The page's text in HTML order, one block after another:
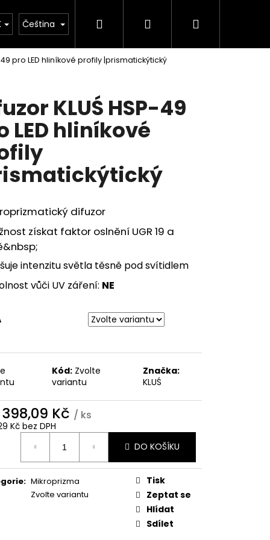
Čeština Hledat PřihlášeníNákupní
49 pro LED hliníkové profily |prismatickýtický
KLUŚ HSP-49
LED hliníkové
difuzor
získat faktor oslnění UGR 19 a
intenzitu světla těsně pod svítidlem
vůči UV záření: NE
Kód: Zvolte
variantu
Značka:
KLUŚ
398,09 Kč / ks
Kčbez DPH
DO KOŠÍKU
: Mikroprizma
Zvolte variantu
Tisk
Zeptat se
Hlídat
Sdílet